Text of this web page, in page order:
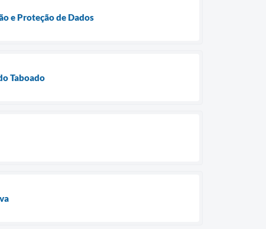
e Proteção de Dados
Taboado